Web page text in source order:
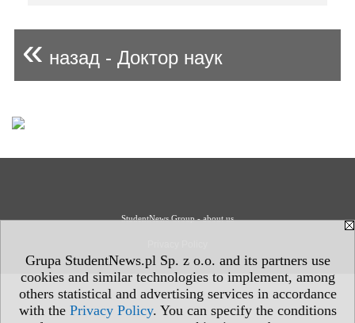
Grupa StudentNews.pl Sp. z o.o. and its partners use
cookies and similar technologies to implement, among
others statistical and advertising services in accordance
with the Privacy Policy. You can specify the conditions
« назад - Доктор наук
StudentNews Group - about us